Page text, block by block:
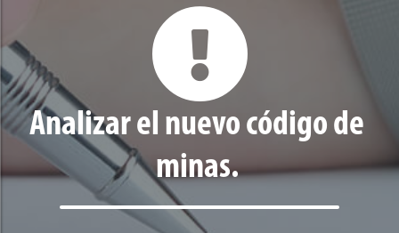
Analizar el nuevo código de
minas.